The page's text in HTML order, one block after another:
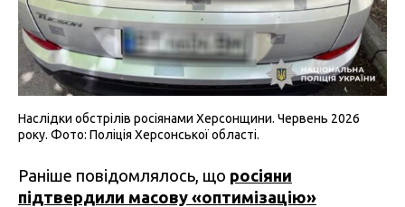
Наслідки обстрілів росіянами Херсонщини. Червень 2026
року. Фото: Поліція Херсонської області.
Раніше повідомлялось, що росіяни
підтвердили масову «оптимізацію»